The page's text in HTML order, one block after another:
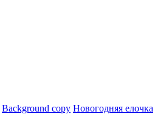
Background copy Новогодняя елочка